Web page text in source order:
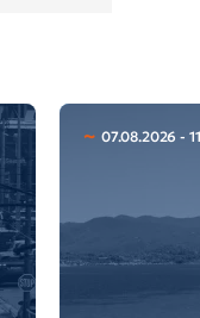
07.08.2026 -